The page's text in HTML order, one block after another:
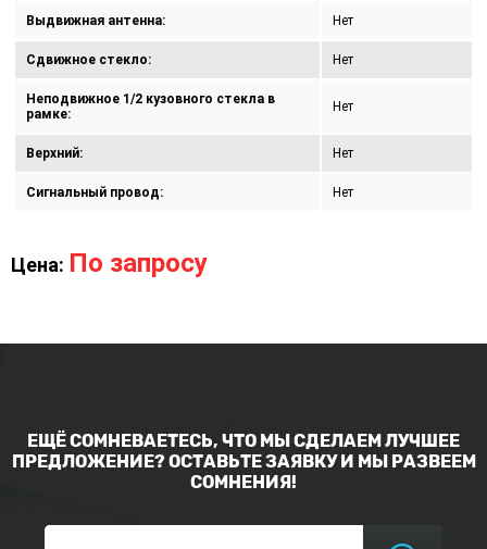
Выдвижная антенна: Нет
Сдвижное стекло: Нет
Неподвижное 1/2 кузовного стекла в
рамке:
Нет
Верхний: Нет
Сигнальный провод: Нет
Цена: По запросу
ЕЩЁ СОМНЕВАЕТЕСЬ, ЧТО МЫ СДЕЛАЕМ ЛУЧШЕЕ
ПРЕДЛОЖЕНИЕ? ОСТАВЬТЕ ЗАЯВКУ И МЫ РАЗВЕЕМ
СОМНЕНИЯ!